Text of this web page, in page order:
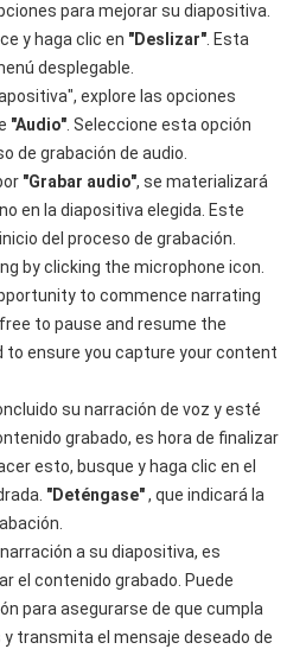
para mejorar su diapositiva.
y haga clic en "Deslizar" . Esta
desplegable.
explore las opciones
"Audio" . Seleccione esta opción
de grabación de audio.
"Grabar audio", se materializará
en la diapositiva elegida. Este
del proceso de grabación.
by clicking the microphone icon.
to commence narrating
to pause and resume the
to ensure you capture your content
su narración de voz y esté
grabado, es hora de finalizar
esto, busque y haga clic en el
"Deténgase", que indicará la
a su diapositiva, es
el contenido grabado. Puede
para asegurarse de que cumpla
transmita el mensaje deseado de